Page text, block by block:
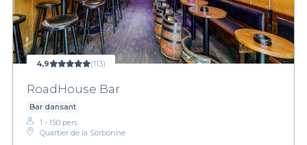
4,9 (113)
RoadHouse Bar
Bar dansant
1 - 150 pers.
Quartier de la Sorbonne